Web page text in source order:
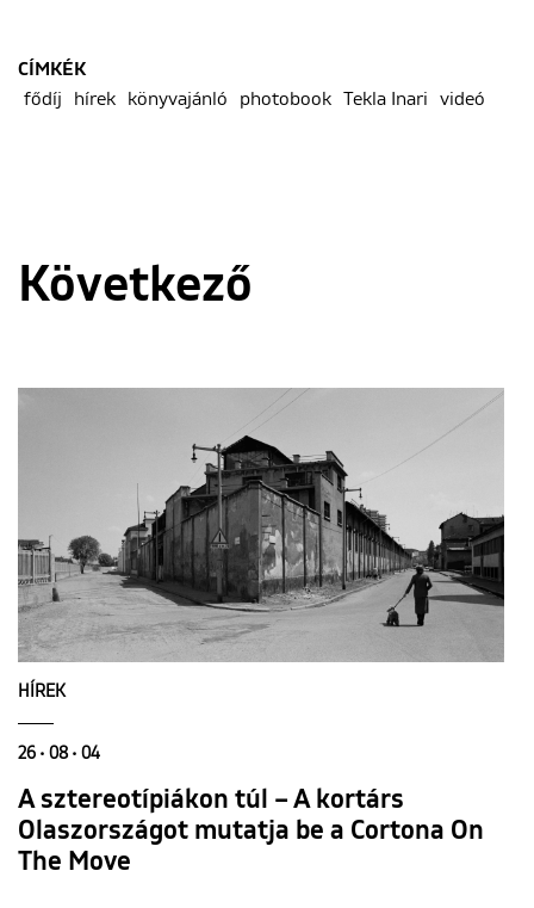
CÍMKÉK
fődíj
hírek könyvajánló photobook Tekla Inari videó
Következő
HÍREK
26 • 08 • 04
A sztereotípiákon túl – A kortárs
Olaszországot mutatja be a Cortona On
The Move